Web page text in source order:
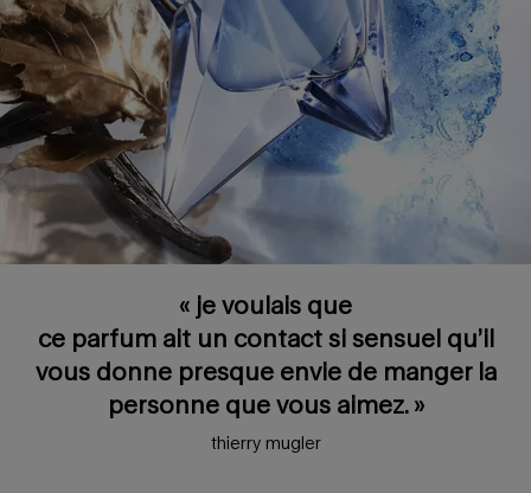
« je voulais que
ce parfum ait un contact si sensuel qu’il
vous donne presque envie de manger la
personne que vous aimez. »
thierry mugler